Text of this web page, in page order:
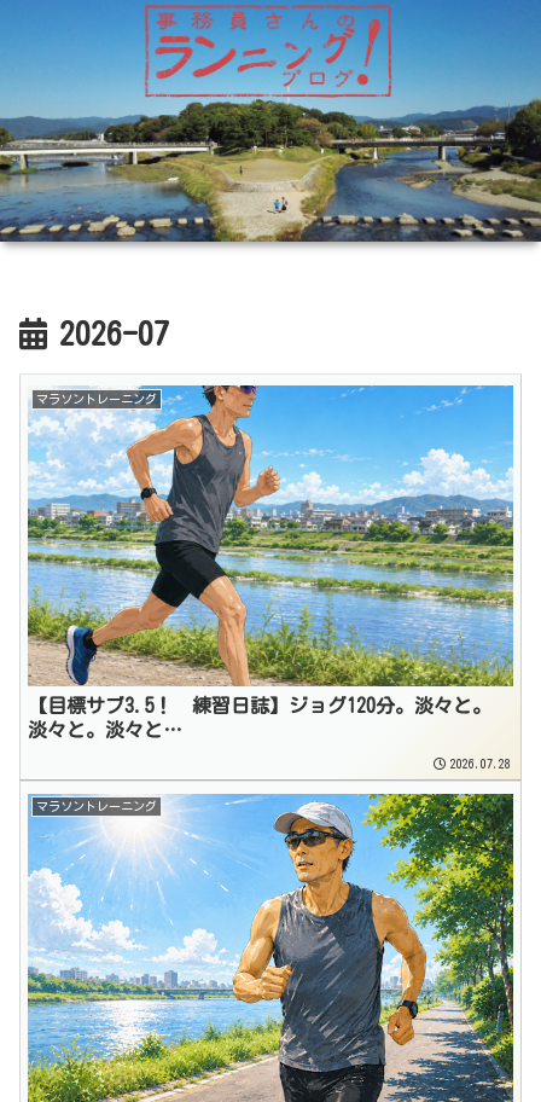
2026-07
マラソントレーニング
【目標サブ3.5！ 練習日誌】ジョグ120分。淡々と。
淡々と。淡々と…
2026.07.28
マラソントレーニング